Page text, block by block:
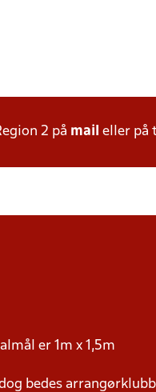
2 på mail eller på
er 1m x 1,5m
bedes